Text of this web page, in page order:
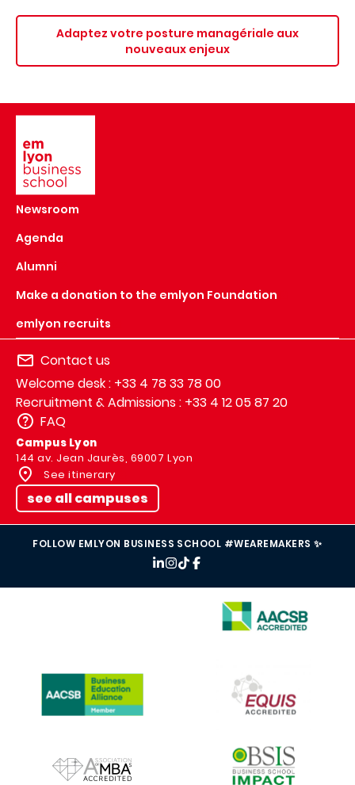
Adaptez votre posture managériale aux
nouveaux enjeux
Newsroom
Agenda
Alumni
Make a donation to the emlyon Foundation
emlyon recruits
Contact us
Welcome desk : +33 4 78 33 78 00
Recruitment & Admissions : +33 4 12 05 87 20
FAQ
Campus Lyon
144 av. Jean Jaurès, 69007 Lyon
See itinerary
see all campuses
FOLLOW EMLYON BUSINESS SCHOOL #WEAREMAKERS ✨
IMAGE
IMAGE